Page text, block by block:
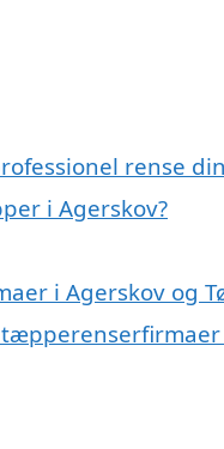
rense
i Agerskov?
i Agerskov og